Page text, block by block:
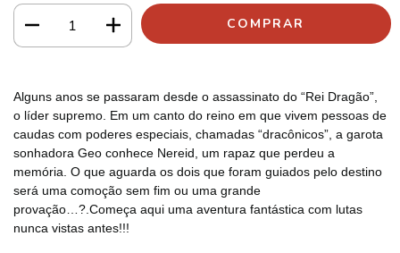
Alguns anos se passaram desde o assassinato do “Rei Dragão”,
o líder supremo. Em um canto do reino em que vivem pessoas de
caudas com poderes especiais, chamadas “dracônicos”, a garota
sonhadora Geo conhece Nereid, um rapaz que perdeu a
memória. O que aguarda os dois que foram guiados pelo destino
será uma comoção sem fim ou uma grande
provação…?.Começa aqui uma aventura fantástica com lutas
nunca vistas antes!!!